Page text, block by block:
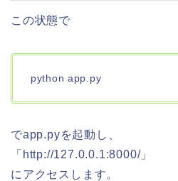
この状態で
python app.py
でapp.pyを起動し、
「http://127.0.0.1:8000/」
にアクセスします。